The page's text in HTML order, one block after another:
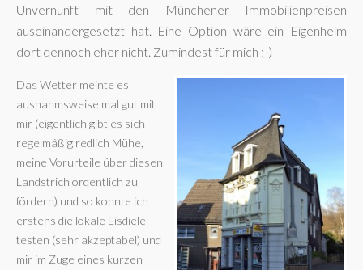
Unvernunft mit den Münchener Immobilienpreisen
auseinandergesetzt hat. Eine Option wäre ein Eigenheim
dort dennoch eher nicht. Zumindest für mich ;-)
Das Wetter meinte es
ausnahmsweise mal gut mit
mir (eigentlich gibt es sich
regelmäßig redlich Mühe,
meine Vorurteile über diesen
Landstrich ordentlich zu
fördern) und so konnte ich
erstens die lokale Eisdiele
testen (sehr akzeptabel) und
mir im Zuge eines kurzen